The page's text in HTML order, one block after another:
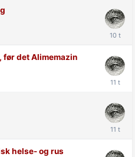
før det Alimemazin
helse- og rus